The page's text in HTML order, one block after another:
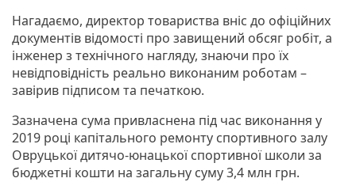
Нагадаємо, директор товариства вніс до офіційних
документів відомості про завищений обсяг робіт, а
інженер з технічного нагляду, знаючи про їх
невідповідність реально виконаним роботам –
завірив підписом та печаткою.
Зазначена сума привласнена під час виконання у
2019 році капітального ремонту спортивного залу
Овруцької дитячо-юнацької спортивної школи за
бюджетні кошти на загальну суму 3,4 млн грн.